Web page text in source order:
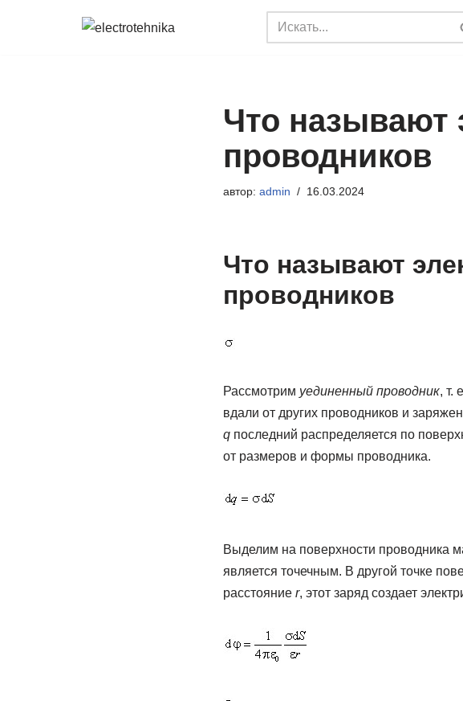
Что называют
проводников
автор: admin 16.03.2024
Что называют
проводников
Рассмотрим уединенный проводник, т.
вдали от других проводников и
qпоследний распределяется по
от размеров и формы проводника.
Выделим на поверхности проводника
является точечным. В другой точке
расстояние r, этот заряд создает